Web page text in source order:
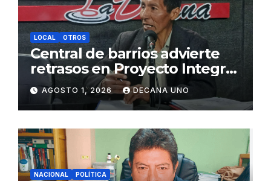
LOCAL OTROS
Central de barrios advierte
retrasos en Proyecto Integral
de Agua y Alcantarillado para
Juliaca
AGOSTO 1, 2026 DECANA UNO
NACIONAL POLÍTICA